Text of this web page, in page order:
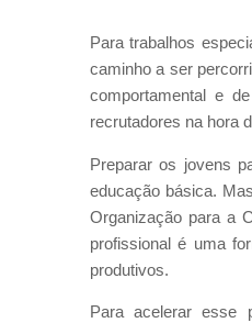
Para trabalhos
caminho a ser
comportamental e
recrutadores na hora
Preparar os jovens
educação básica.
Organização para a
profissional é uma
produtivos.
Para acelerar esse